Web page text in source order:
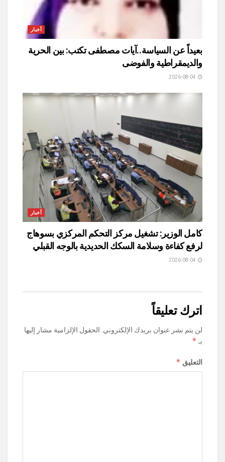
أخبار
بعيداً عن السياسة..آيات مصطفى تكتب: بين الحرية
والديمقراطية والفوضى
أخبار
كامل الوزير: تشغيل مركز التحكم المركزي بسوهاج
لرفع كفاءة وسلامة السكك الحديدية بالوجه القبلي
اترك تعليقاً
لن يتم نشر عنوان بريدك الإلكتروني. الحقول الإلزامية مشار إليها
بـ *
التعليق *